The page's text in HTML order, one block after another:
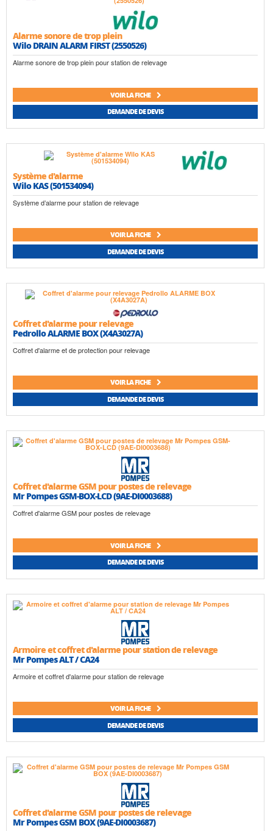
Alarme sonore de trop plein
Wilo DRAIN ALARM FIRST (2550526)
Alarme sonore de trop plein pour station de relevage
VOIR LA FICHE
DEMANDE DE DEVIS
Système d'alarme
Wilo KAS (501534094)
Système d’alarme pour station de relevage
VOIR LA FICHE
DEMANDE DE DEVIS
Coffret d'alarme pour relevage
Pedrollo ALARME BOX (X4A3027A)
Coffret d'alarme et de protection pour relevage
VOIR LA FICHE
DEMANDE DE DEVIS
Coffret d'alarme GSM pour postes de relevage
Mr Pompes GSM-BOX-LCD (9AE-DI0003688)
Coffret d'alarme GSM pour postes de relevage
VOIR LA FICHE
DEMANDE DE DEVIS
Armoire et coffret d'alarme pour station de relevage
Mr Pompes ALT / CA24
Armoire et coffret d'alarme pour station de relevage
VOIR LA FICHE
DEMANDE DE DEVIS
Coffret d'alarme GSM pour postes de relevage
Mr Pompes GSM BOX (9AE-DI0003687)